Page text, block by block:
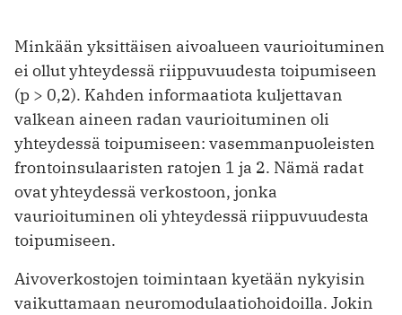
Minkään yksittäisen aivoalueen vaurioituminen
ei ollut yhteydessä riippuvuudesta toipumiseen
(p > 0,2). Kahden informaatiota kuljettavan
valkean aineen radan vaurioituminen oli
yhteydessä toipumiseen: vasemmanpuoleisten
frontoinsulaaristen ratojen 1 ja 2. Nämä radat
ovat yhteydessä verkostoon, jonka
vaurioituminen oli yhteydessä riippuvuudesta
toipumiseen.
Aivoverkostojen toimintaan kyetään nykyisin
vaikuttamaan neuromodulaatiohoidoilla. Jokin